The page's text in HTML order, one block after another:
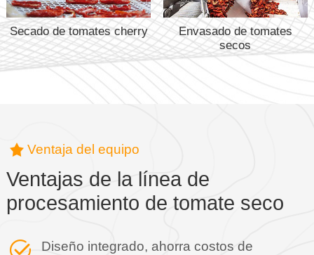
Secado de tomates cherry
Envasado de tomates
secos
Ventaja del equipo
Ventajas de la línea de
procesamiento de tomate seco
Diseño integrado, ahorra costos de